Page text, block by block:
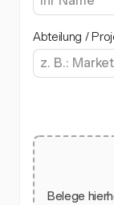
Abteilung /
Belege